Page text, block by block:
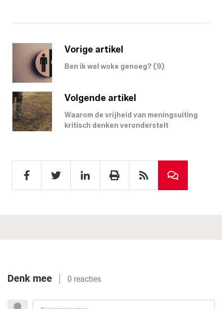
Vorige artikel
Ben ik wel woke genoeg? (9)
Volgende artikel
Waarom de vrijheid van meningsuiting
kritisch denken veronderstelt